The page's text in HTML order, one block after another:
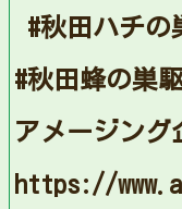
#秋田ハチの
#秋田蜂の巣
アメージング
https://